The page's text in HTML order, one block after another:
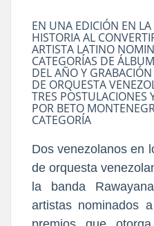
EN UNA EDICIÓN EN
HISTORIA AL
ARTISTA LATINO
CATEGORÍAS DE
DEL AÑO Y
DE ORQUESTA
TRES
POR BETO
CATEGORÍA
Dos venezolanos en
de orquesta
la banda
artistas nominados